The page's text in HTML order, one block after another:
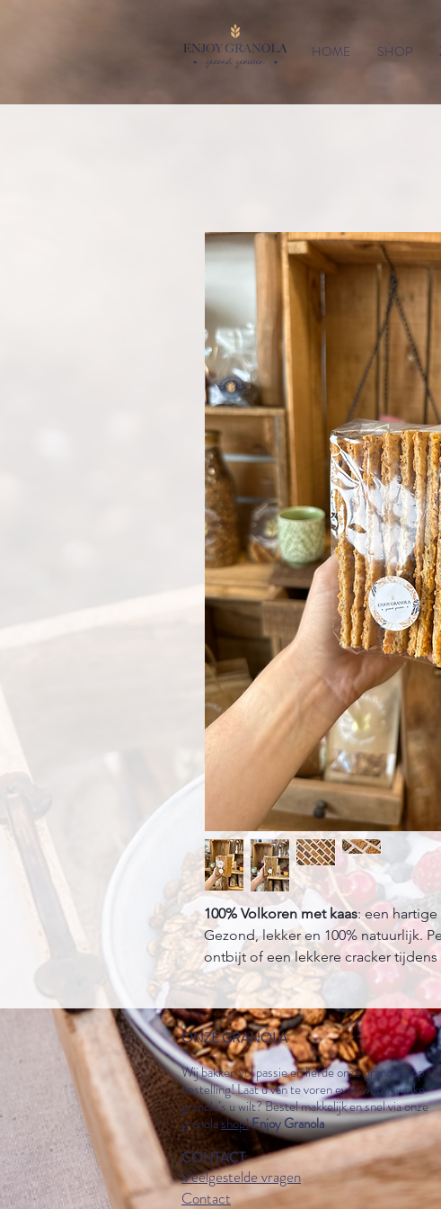
HOME SHOP
100% Volkoren met kaas: een
Gezond, lekker en 100% natuurlijk.
ontbijt of een lekkere cracker tijdens
ONZE GRANOLA
Wij bakken vol passie en liefde onze granola s op
bestelling! Laat u van te voren even weten welke
granola’s u wilt? Bestel makkelijk en snel via onze
granolashop!Enjoy Granola
CONTACT
Veelgestelde vragen
Contact